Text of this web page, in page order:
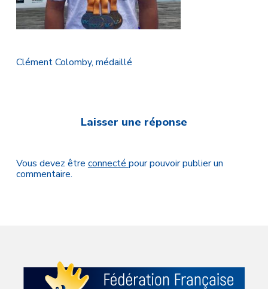
Clément Colomby, médaillé
Laisser une réponse
Vous devez être connecté pour pouvoir publier un
commentaire.